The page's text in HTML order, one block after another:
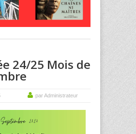
24/25 Mois de
par Administrateur